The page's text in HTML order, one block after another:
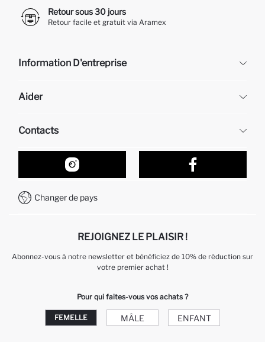
Retour sous 30 jours
Retour facile et gratuit via Aramex
Information D'entreprise
À propos de nous
Aider
Retour et changement
Suivi de la Commande
Comment acheter sur DeFacto ?
Comment payer sur DeFacto?
Contacts
Nos Magasins
Formulaire de contact
Service Client +212 525 076 633
Changer de pays
REJOIGNEZ LE PLAISIR !
Abonnez-vous à notre newsletter et bénéficiez de 10% de réduction sur
votre premier achat !
Pour qui faites-vous vos achats ?
FEMELLE MÂLE ENFANT